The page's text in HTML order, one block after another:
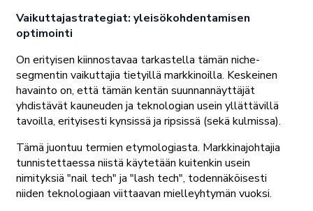
Vaikuttajastrategiat: yleisökohdentamisen
optimointi
On erityisen kiinnostavaa tarkastella tämän niche-
segmentin vaikuttajia tietyillä markkinoilla. Keskeinen
havainto on, että tämän kentän suunnannäyttäjät
yhdistävät kauneuden ja teknologian usein yllättävillä
tavoilla, erityisesti kynsissä ja ripsissä (sekä kulmissa).
Tämä juontuu termien etymologiasta. Markkinajohtajia
tunnistettaessa niistä käytetään kuitenkin usein
nimityksiä "nail tech" ja "lash tech", todennäköisesti
niiden teknologiaan viittaavan mielleyhtymän vuoksi.